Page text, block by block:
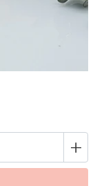
+